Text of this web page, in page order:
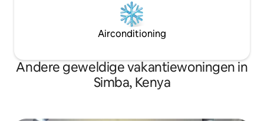
Airconditioning
Andere geweldige vakantiewoningen in
Simba, Kenya